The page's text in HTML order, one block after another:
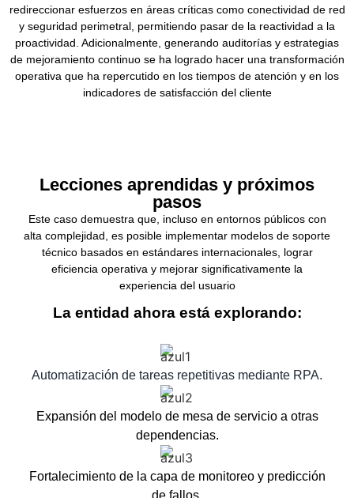
redireccionar esfuerzos en áreas críticas como conectividad de red
y seguridad perimetral, permitiendo pasar de la reactividad a la
proactividad. Adicionalmente, generando auditorías y estrategias
de mejoramiento continuo se ha logrado hacer una transformación
operativa que ha repercutido en los tiempos de atención y en los
indicadores de satisfacción del cliente
Lecciones aprendidas y próximos
pasos
Este caso demuestra que, incluso en entornos públicos con
alta complejidad, es posible implementar modelos de soporte
técnico basados en estándares internacionales, lograr
eficiencia operativa y mejorar significativamente la
experiencia del usuario
La entidad ahora está explorando:
Automatización de tareas repetitivas mediante RPA.
Expansión del modelo de mesa de servicio a otras
dependencias.
Fortalecimiento de la capa de monitoreo y predicción